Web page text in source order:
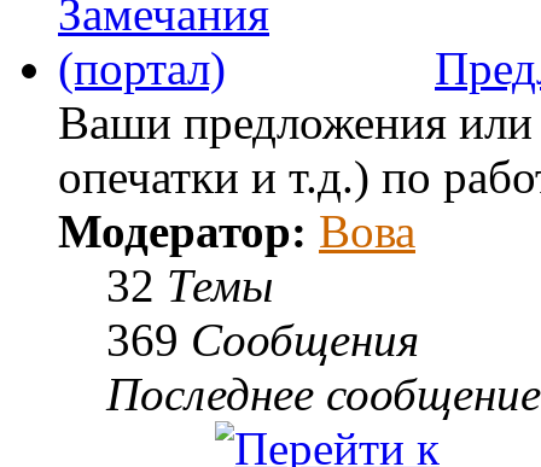
Ваши предложения или
опечатки и т.д.) по
Модератор: Вова
32 Темы
369 Сообщения
Последнее сообщение